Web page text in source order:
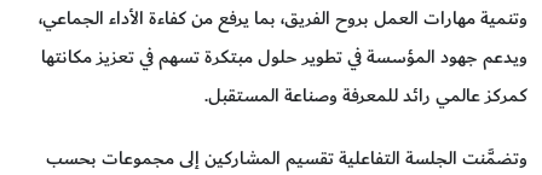
وتنمية مهارات العمل بروح الفريق، بما يرفع من كفاءة الأداء الجماعي،
ويدعم جهود المؤسسة في تطوير حلول مبتكرة تسهم في تعزيز مكانتها
كمركز عالمي رائد للمعرفة وصناعة المستقبل.
وتضمَّنت الجلسة التفاعلية تقسيم المشاركين إلى مجموعات بحسب